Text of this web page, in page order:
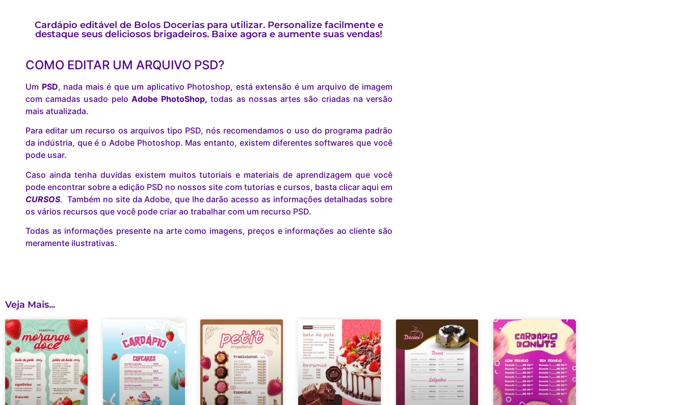
Cardápio editável de Bolos Docerias para utilizar. Personalize facilmente e
destaque seus deliciosos brigadeiros. Baixe agora e aumente suas vendas!
COMO EDITAR UM ARQUIVO PSD?
Um PSD, nada mais é que um aplicativo Photoshop, está extensão é um arquivo de imagem
com camadas usado pelo Adobe PhotoShop, todas as nossas artes são criadas na versão
mais atualizada.
Para editar um recurso os arquivos tipo PSD, nós recomendamos o uso do programa padrão
da indústria, que é o Adobe Photoshop. Mas entanto, existem diferentes softwares que você
pode usar.
Caso ainda tenha duvidas existem muitos tutoriais e materiais de aprendizagem que você
pode encontrar sobre a edição PSD no nossos site com tutorias e cursos, basta clicar aqui em
CURSOS. Também no site da Adobe, que lhe darão acesso as informações detalhadas sobre
os vários recursos que você pode criar ao trabalhar com um recurso PSD.
Todas as informações presente na arte como imagens, preços e informações ao cliente são
meramente ilustrativas.
Veja Mais...